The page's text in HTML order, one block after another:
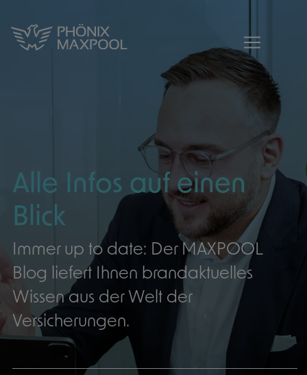
MAXPOOL - Zur Startseite
Alle Infos auf einen
Blick
Immer up to date: Der MAXPOOL
Blog liefert Ihnen brandaktuelles
Wissen aus der Welt der
Versicherungen.